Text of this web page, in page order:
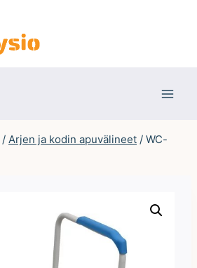
/ Arjen ja kodin apuvälineet / WC-